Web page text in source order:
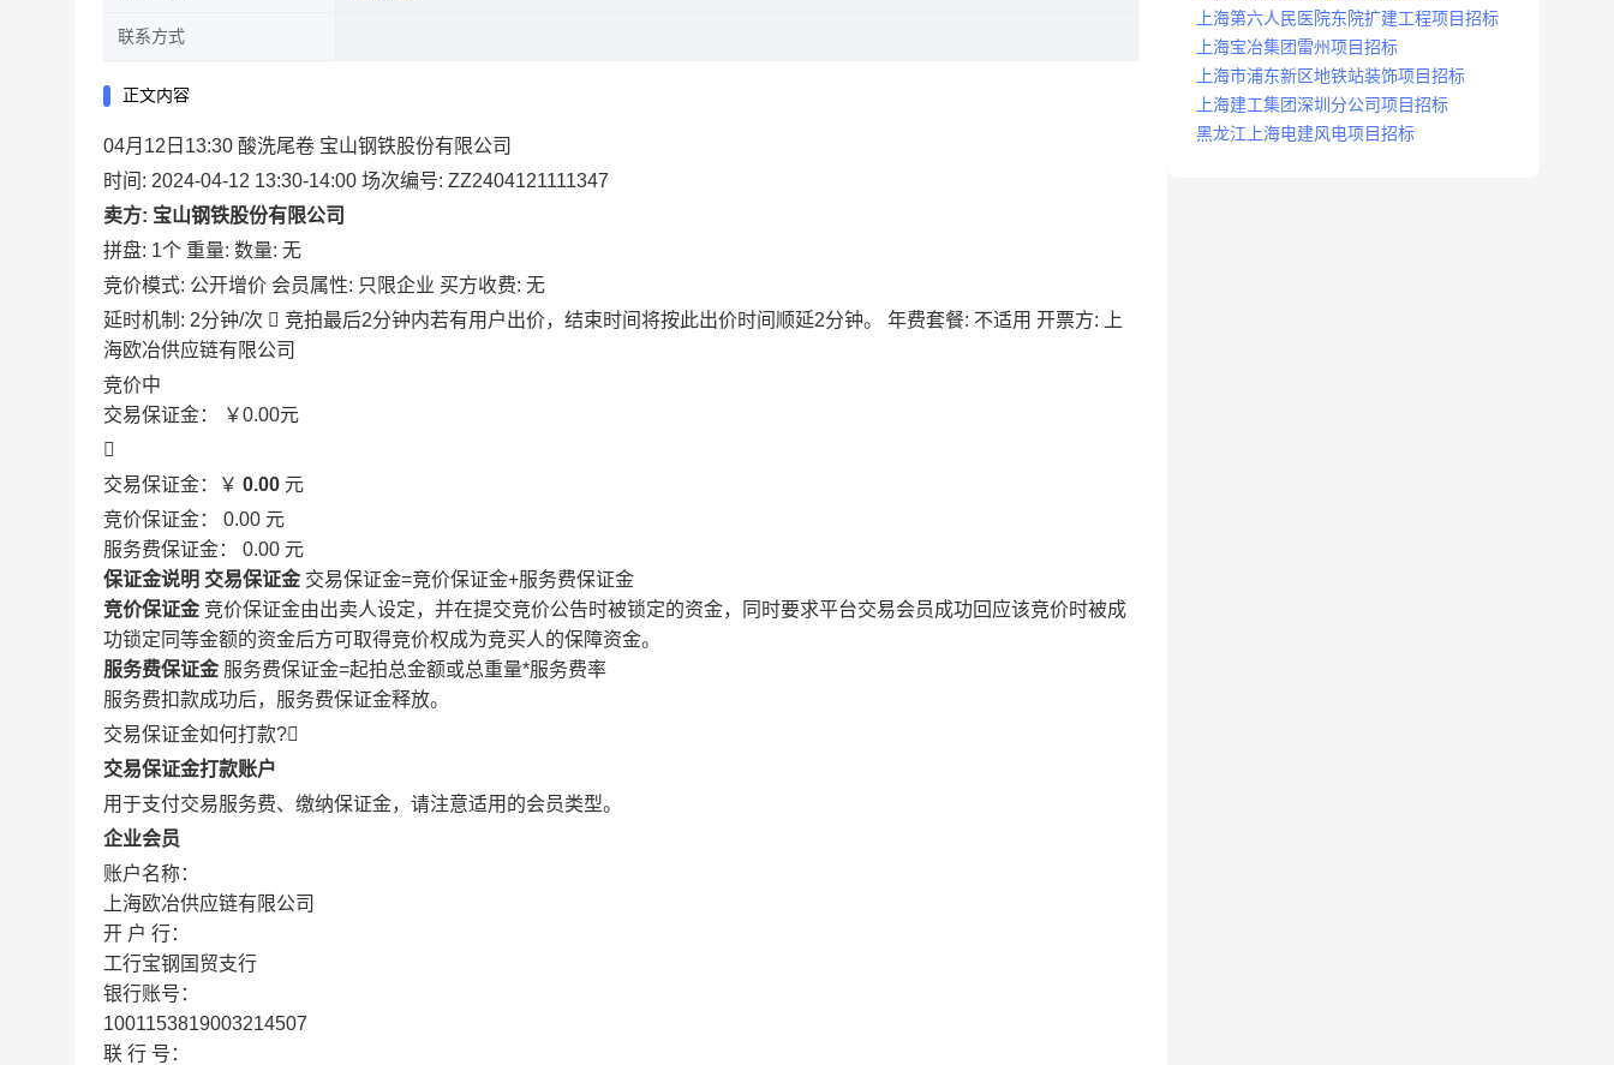
联系方式
正文内容
04月12日13:30 酸洗尾卷 宝山钢铁股份有限公司
时间: 2024-04-12 13:30-14:00 场次编号: ZZ2404121111347
卖方: 宝山钢铁股份有限公司
拼盘: 1个 重量: 数量: 无
竞价模式: 公开增价 会员属性: 只限企业 买方收费: 无
延时机制: 2分钟/次  竞拍最后2分钟内若有用户出价，结束时间将按此出价时间顺延2分钟。 年费套餐: 不适用 开票方: 上
海欧冶供应链有限公司
竞价中
交易保证金：
￥0.00元

交易保证金：￥ 0.00 元
竞价保证金： 0.00 元
服务费保证金： 0.00 元
保证金说明 交易保证金 交易保证金=竞价保证金+服务费保证金
竞价保证金 竞价保证金由出卖人设定，并在提交竞价公告时被锁定的资金，同时要求平台交易会员成功回应该竞价时被成
功锁定同等金额的资金后方可取得竞价权成为竞买人的保障资金。
服务费保证金 服务费保证金=起拍总金额或总重量*服务费率
服务费扣款成功后，服务费保证金释放。
交易保证金如何打款?
交易保证金打款账户
用于支付交易服务费、缴纳保证金，请注意适用的会员类型。
企业会员
账户名称：
上海欧冶供应链有限公司
开 户 行：
工行宝钢国贸支行
银行账号：
1001153819003214507
联 行 号：
上海第六人民医院东院扩建工程项目招标
上海宝冶集团雷州项目招标
上海市浦东新区地铁站装饰项目招标
上海建工集团深圳分公司项目招标
黑龙江上海电建风电项目招标